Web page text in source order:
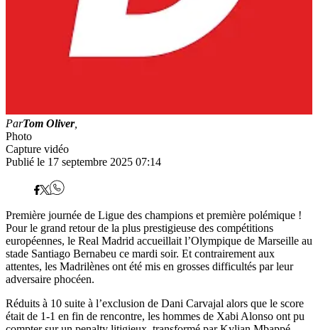
ParTom Oliver,
Photo
Capture vidéo
Publié le 17 septembre 2025 07:14
Première journée de Ligue des champions et première polémique !
Pour le grand retour de la plus prestigieuse des compétitions
européennes, le Real Madrid accueillait l’Olympique de Marseille au
stade Santiago Bernabeu ce mardi soir. Et contrairement aux
attentes, les Madrilènes ont été mis en grosses difficultés par leur
adversaire phocéen.
Réduits à 10 suite à l’exclusion de Dani Carvajal alors que le score
était de 1-1 en fin de rencontre, les hommes de Xabi Alonso ont pu